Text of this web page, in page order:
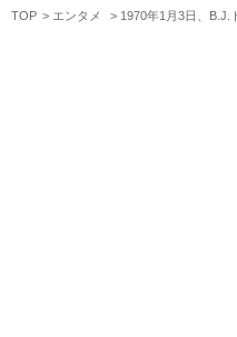
TOP エンタメ 1970年1月3日、B.J.